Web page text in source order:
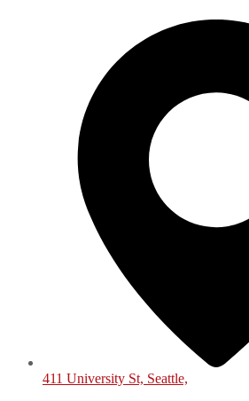
411 University St, Seattle,